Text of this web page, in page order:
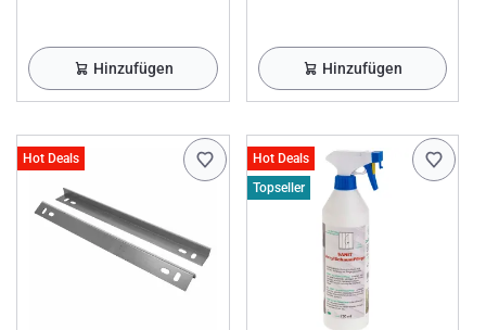
Hinzufügen Hinzufügen
Hot Deals
Hot Deals
Topseller